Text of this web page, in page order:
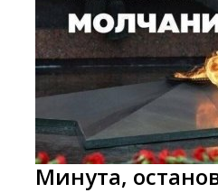
Минута,